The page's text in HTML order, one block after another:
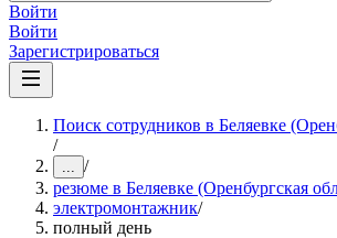
Войти
Войти
Зарегистрироваться
Поиск сотрудников в Беляевке
/
... /
резюме в Беляевке (Оренбургская
электромонтажник/
полный день